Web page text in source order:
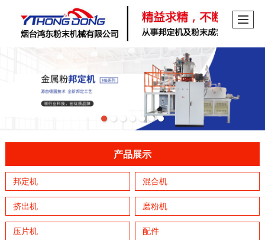
产品展示
邦定机 混合机
挤出机 磨粉机
压片机 配件